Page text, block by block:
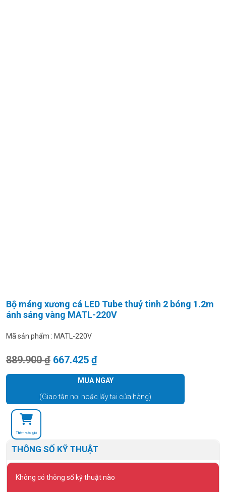
Bộ máng xương cá LED Tube thuỷ tinh 2 bóng 1.2m
ánh sáng vàng MATL-220V
Mã sản phẩm : MATL-220V
889.900₫ Giá gốc là: 889.900 ₫.
667.425 ₫Giá hiện tại là: 667.425 ₫.
MUA NGAY
(Giao tận nơi hoặc lấy tại cửa hàng)
Thêm vào giỏ
THÔNG SỐ KỸ THUẬT
Không có thông số kỹ thuật nào